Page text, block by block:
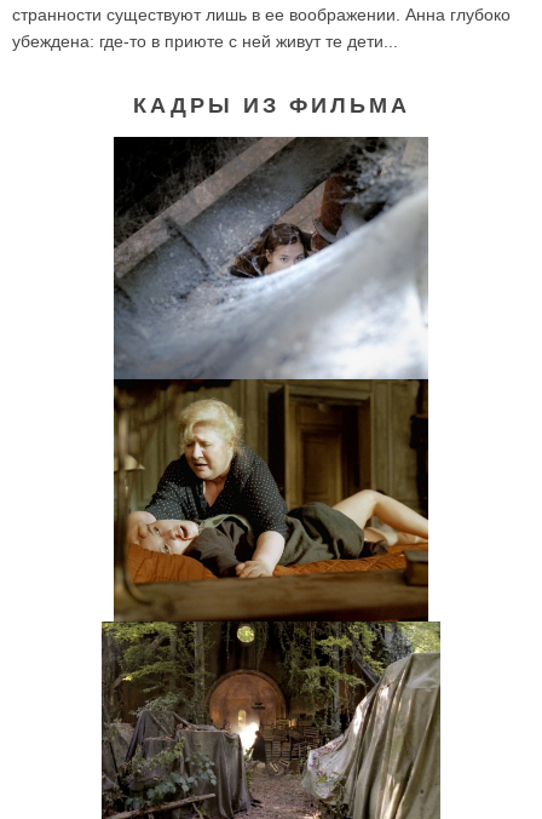
странности существуют лишь в ее воображении. Анна глубоко
убеждена: где-то в приюте с ней живут те дети...
КАДРЫ ИЗ ФИЛЬМА